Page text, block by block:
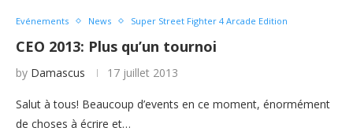
Evénements News Super Street Fighter 4 Arcade Edition
CEO 2013: Plus qu’un tournoi
by Damascus 17 juillet 2013
Salut à tous! Beaucoup d’events en ce moment, énormément
de choses à écrire et…